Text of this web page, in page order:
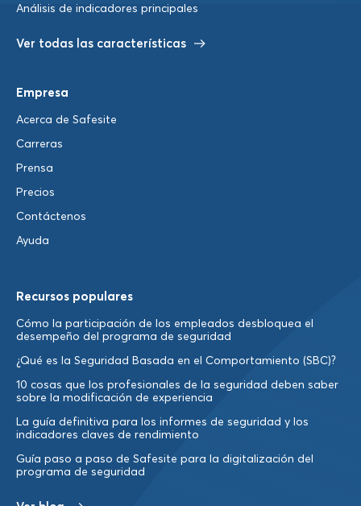
Recursos populares
Cómo la participación de los empleados desbloquea el
desempeño del programa de seguridad
¿Qué es la Seguridad Basada en el Comportamiento (SBC)?
10 cosas que los profesionales de la seguridad deben saber
sobre la modificación de experiencia
La guía definitiva para los informes de seguridad y los
indicadores claves de rendimiento
Guía paso a paso de Safesite para la digitalización del
programa de seguridad
Análisis de indicadores principales
Ver todas las características
Empresa
Acerca de Safesite
Carreras
Prensa
Precios
Contáctenos
Ayuda